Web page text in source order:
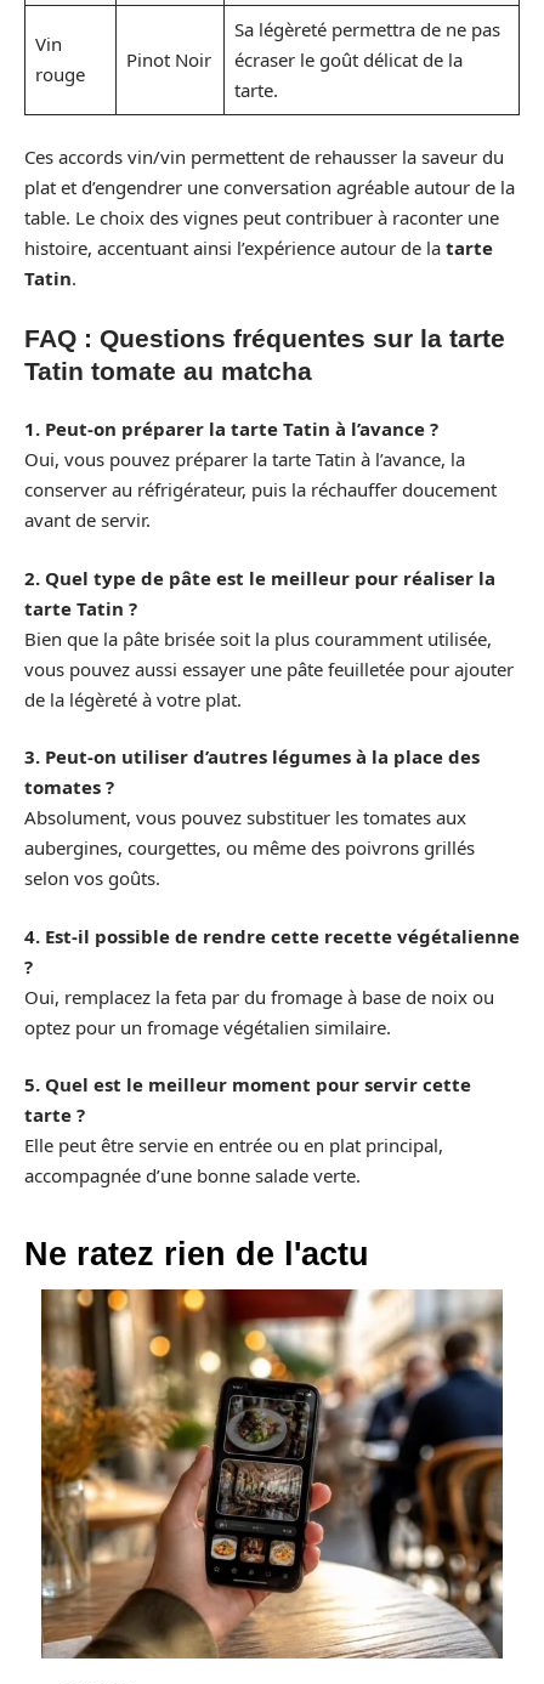
Vin
rouge
Pinot Noir
Sa légèreté permettra de ne pas
écraser le goût délicat de la
tarte.
Ces accords vin/vin permettent de rehausser la saveur du
plat et d’engendrer une conversation agréable autour de la
table. Le choix des vignes peut contribuer à raconter une
histoire, accentuant ainsi l’expérience autour de la tarte
Tatin.
FAQ : Questions fréquentes sur la tarte
Tatin tomate au matcha
1. Peut-on préparer la tarte Tatin à l’avance ?
Oui, vous pouvez préparer la tarte Tatin à l’avance, la
conserver au réfrigérateur, puis la réchauffer doucement
avant de servir.
2. Quel type de pâte est le meilleur pour réaliser la
tarte Tatin ?
Bien que la pâte brisée soit la plus couramment utilisée,
vous pouvez aussi essayer une pâte feuilletée pour ajouter
de la légèreté à votre plat.
3. Peut-on utiliser d’autres légumes à la place des
tomates ?
Absolument, vous pouvez substituer les tomates aux
aubergines, courgettes, ou même des poivrons grillés
selon vos goûts.
4. Est-il possible de rendre cette recette végétalienne
?
Oui, remplacez la feta par du fromage à base de noix ou
optez pour un fromage végétalien similaire.
5. Quel est le meilleur moment pour servir cette
tarte ?
Elle peut être servie en entrée ou en plat principal,
accompagnée d’une bonne salade verte.
Ne ratez rien de l'actu